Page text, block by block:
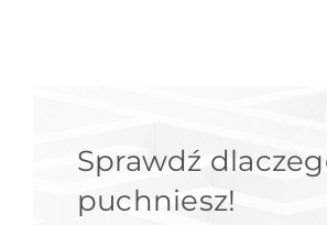
Sprawdź
puchniesz!